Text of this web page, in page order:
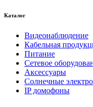
Каталог
Видеонаблюдение
Кабельная
Питание
Сетевое
Аксессуары
Солнечные
IP домофоны